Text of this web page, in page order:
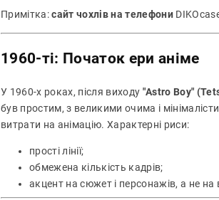
Примітка:сайт чохлів на телефони
1960-ті: Початок ери аніме
У 1960-х роках, після виходу "Astro Boy"
був простим, з великими очима і
витрати на анімацію. Характерні риси:
прості лінії;
обмежена кількість кадрів;
акцент на сюжет і персонажів, а не на